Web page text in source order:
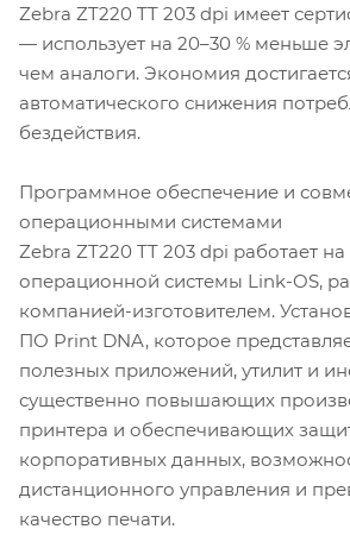
Zebra ZT220 TT 203 dpi имеет
— использует на 20–30 % меньше
чем аналоги. Экономия
автоматического снижения
бездействия.
Программное обеспечение и
операционными системами
Zebra ZT220 TT 203 dpi работает на
операционной системы Link-OS,
компанией-изготовителем.
ПО Print DNA, которое
полезных приложений, утилит и
существенно повышающих
принтера и обеспечивающих
корпоративных данных,
дистанционного управления и
качество печати.